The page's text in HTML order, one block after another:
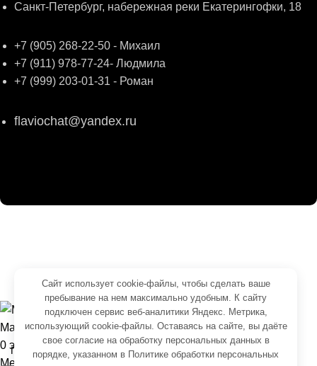
Санкт-Петербург, набережная реки Екатерингофки, 18
+7 (905) 268-22-50 - Михаил
+7 (911) 978-77-24- Людмила
+7 (999) 203-01-31 - Роман
flaviochat@yandex.ru
Политика обработки персональных данных
Магазин
0 элементов Корзина
Меню
Сайт использует cookie-файлы, чтобы сделать ваше
пребывание на нем максимально удобным. К cайту
подключен сервис веб-аналитики Яндекс. Метрика,
использующий cookie-файлы. Оставаясь на сайте, вы даёте
свое согласие на обработку персональных данных в
порядке, указанном в Политике обработки персональных